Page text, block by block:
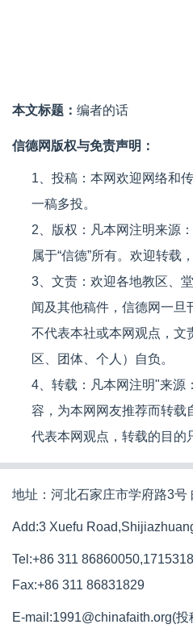
本文标题： 编者的话
信德网版权与免责声明：
1、投稿：本网欢迎网络和
一稿多投。
2、版权：凡本网注明来源
属于“信德”所有。欢迎转载
3、文责：欢迎各地教区、
闻及其他稿件，信德网一旦
不代表本社或本网观点，文
区、团体、个人）自负。
4、转载：凡本网注明"来源
容，为本网网友推荐而转载
代表本网观点，转载的目的
地址：河北石家庄市学府路3号
Add:3 Xuefu
Tel:+86 311
Fax:+86 311 86831829
E-mail:1991@chinafaith.org(投